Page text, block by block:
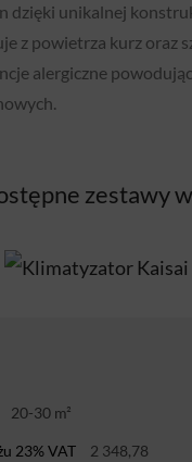
dzięki unikalnej
z powietrza kurz oraz
alergiczne
zestawy
20-30 m²
23% VAT 2 348,78